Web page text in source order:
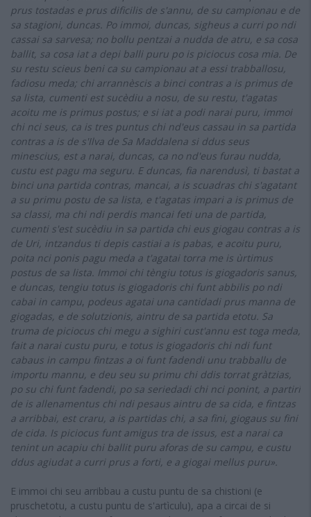
prus tostadas e prus dificilis de s'annu, de su campionau e de
sa stagioni, duncas. Po immoi, duncas, sigheus a curri po ndi
cassai sa sarvesa; no bollu pentzai a nudda de atru, e sa cosa
ballit, sa cosa iat a depi balli puru po is piciocus cosa mia. De
su restu scieus beni ca su campionau at a essi trabballosu,
fadiosu meda; chi arrannèscis a binci contras a is primus de
sa lista, cumenti est sucèdiu a nosu, de su restu, t'agatas
acoitu me is primus postus; e si iat a podi narai puru, immoi
chi nci seus, ca is tres puntus chi nd'eus cassau in sa partida
contras a is de s'Ilva de Sa Maddalena si ddus seus
minescius, est a narai, duncas, ca no nd'eus furau nudda,
custu est pagu ma seguru. E duncas, fia narendusì, ti bastat a
binci una partida contras, mancai, a is scuadras chi s'agatant
a su primu postu de sa lista, e t'agatas impari a is primus de
sa classi, ma chi ndi perdis mancai feti una de partida,
cumenti s'est sucèdiu in sa partida chi eus giogau contras a is
de Uri, intzandus ti depis castiai a is pabas, e acoitu puru,
poita nci ponis pagu meda a t'agatai torra me is ùrtimus
postus de sa lista. Immoi chi tèngiu totus is giogadoris sanus,
e duncas, tengiu totus is giogadoris chi funt abbilis po ndi
cabai in campu, podeus agatai una cantidadi prus manna de
giogadas, e de solutzionis, aintru de sa partida etotu. Sa
truma de piciocus chi megu a sighiri cust'annu est toga meda,
fait a narai custu puru, e totus is giogadoris chi ndi funt
cabaus in campu fintzas a oi funt fadendi unu trabballu de
importu mannu, e deu seu su primu chi ddis torrat gràtzias,
po su chi funt fadendi, po sa seriedadi chi nci ponint, a partiri
de is allenamentus chi ndi pesaus aintru de sa cida, e fintzas
a arribbai, est craru, a is partidas chi, a sa fini, giogaus su fini
de cida. Is piciocus funt amigus tra de issus, est a narai ca
tenint un acapiu chi ballit puru aforas de su campu, e custu
ddus agiudat a curri prus a forti, e a giogai mellus puru».
E immoi chi seu arribbau a custu puntu de sa chistioni (e
pruschetotu, a custu puntu de s'artìculu), apa a circai de si